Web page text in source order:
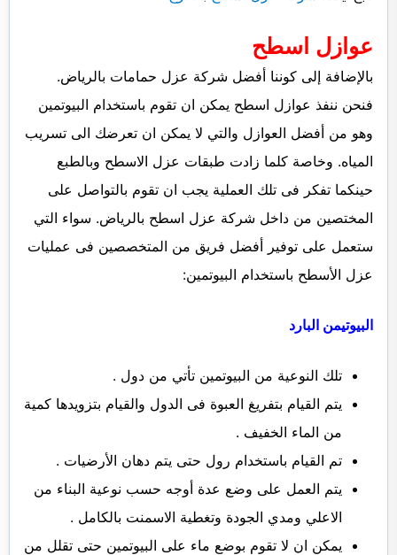
عوازل اسطح
بالإضافة إلى كوننا أفضل شركة عزل حمامات بالرياض.
فنحن ننفذ عوازل اسطح يمكن ان تقوم باستخدام البيوتمين
وهو من أفضل العوازل والتي لا يمكن ان تعرضك الى تسريب
المياه. وخاصة كلما زادت طبقات عزل الاسطح وبالطبع
حينكما تفكر فى تلك العملية يجب ان تقوم بالتواصل على
المختصين من داخل شركة عزل اسطح بالرياض. سواء التي
ستعمل على توفير أفضل فريق من المتخصصين فى عمليات
عزل الأسطح باستخدام البيوتمين:
البيوتيمن البارد
تلك النوعية من البيوتمين تأتي من دول .
يتم القيام بتفريغ العبوة فى الدول والقيام بتزويدها كمية
من الماء الخفيف .
تم القيام باستخدام رول حتى يتم دهان الأرضيات .
يتم العمل على وضع عدة أوجه حسب نوعية البناء من
الاعلي ومدي الجودة وتغطية الاسمنت بالكامل .
يمكن ان لا تقوم بوضع ماء على البيوتمين حتى تقلل من